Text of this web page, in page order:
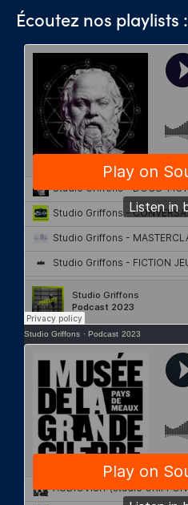
Écoutez nos playlists :
Studio Griffons · Podcast 2023